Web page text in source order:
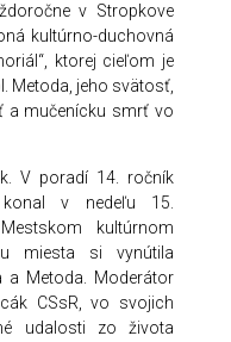
v Stropkove
kultúrno-duchovná
ktorej cieľom je
Metoda, jeho svätosť,
a mučenícku smrť vo
V poradí 14. ročník
konal v nedeľu 15.
kultúrnom
miesta si vynútila
a Metoda. Moderátor
CSsR, vo svojich
udalosti zo života